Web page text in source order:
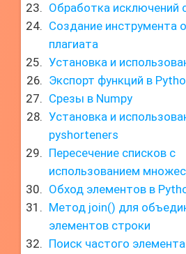
Обработка исключений
Создание инструмента
плагиата
Установка и
Экспорт функций в
Срезы в Numpy
Установка и
pyshorteners
Пересечение списков с
использованием
Обход элементов в
Метод join() для
элементов строки
Поиск частого элемента